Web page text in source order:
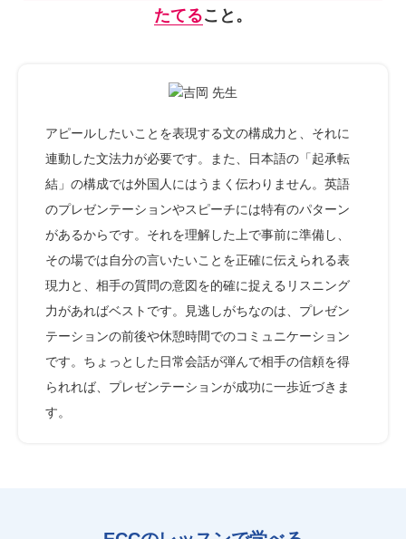
たてること。
アピールしたいことを表現する文の構成力と、それに
連動した文法力が必要です。また、日本語の「起承転
結」の構成では外国人にはうまく伝わりません。英語
のプレゼンテーションやスピーチには特有のパターン
があるからです。それを理解した上で事前に準備し、
その場では自分の言いたいことを正確に伝えられる表
現力と、相手の質問の意図を的確に捉えるリスニング
力があればベストです。見逃しがちなのは、プレゼン
テーションの前後や休憩時間でのコミュニケーション
です。ちょっとした日常会話が弾んで相手の信頼を得
られれば、プレゼンテーションが成功に一歩近づきま
す。